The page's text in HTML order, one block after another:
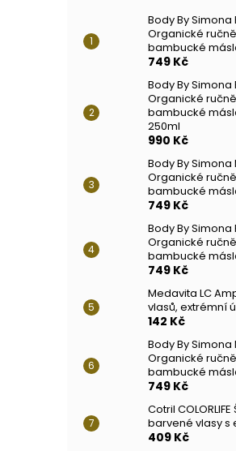
Body By Simona
Organické
bambucké
749 Kč
Body By Simona
Organické
bambucké
250ml
990 Kč
Body By Simona
Organické
bambucké
749 Kč
Body By Simona
Organické
bambucké
749 Kč
Medavita LC
vlasů, extrémní
142 Kč
Body By Simona
Organické
bambucké
749 Kč
Cotril
barvené vlasy s
409 Kč